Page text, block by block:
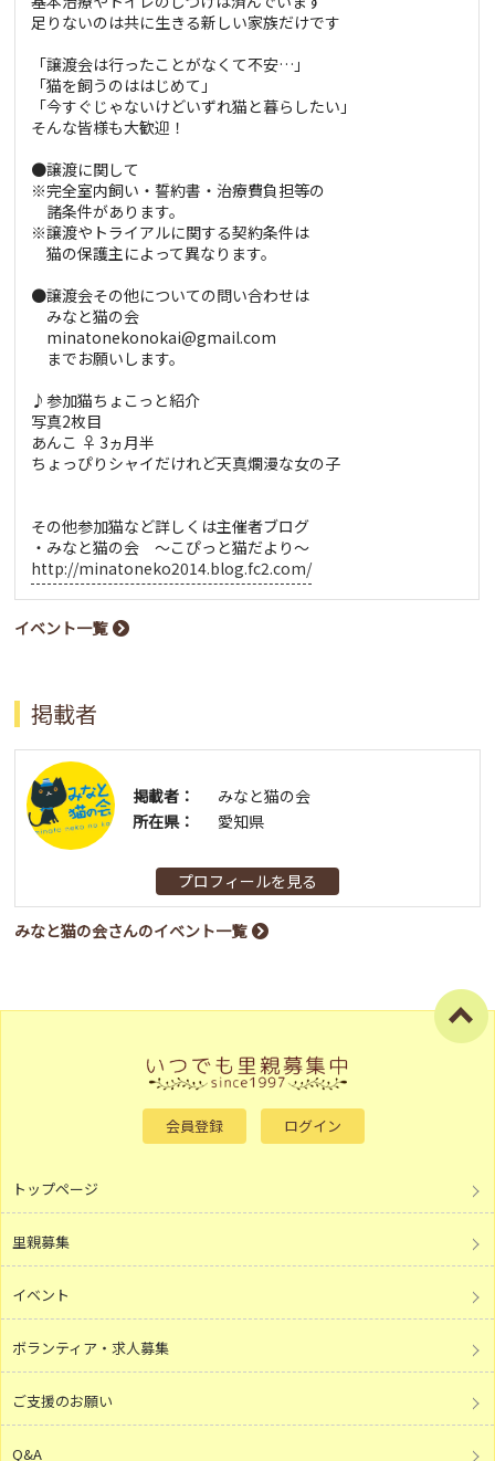
足りないのは共に生きる新しい家族だけです
「譲渡会は行ったことがなくて不安…」
「猫を飼うのははじめて」
「今すぐじゃないけどいずれ猫と暮らしたい」
そんな皆様も大歓迎！
●譲渡に関して
※完全室内飼い・誓約書・治療費負担等の
諸条件があります。
※譲渡やトライアルに関する契約条件は
猫の保護主によって異なります。
●譲渡会その他についての問い合わせは
みなと猫の会
minatonekonokai@gmail.com
までお願いします。
♪参加猫ちょこっと紹介
写真2枚目
あんこ ♀ 3ヵ月半
ちょっぴりシャイだけれど天真爛漫な女の子
その他参加猫など詳しくは主催者ブログ
・みなと猫の会 ～こぴっと猫だより～
http://minatoneko2014.blog.fc2.com/
イベント一覧
掲載者
掲載者：
みなと猫の会
所在県：
愛知県
プロフィールを見る
みなと猫の会さんのイベント一覧
会員登録 ログイン
トップページ
里親募集
イベント
ボランティア・求人募集
ご支援のお願い
Q&A